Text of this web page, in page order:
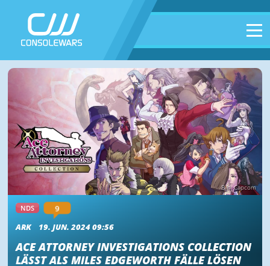
Bild: Capcom
NDS
9
ARK
19. JUN. 2024 09:56
ACE ATTORNEY INVESTIGATIONS COLLECTION
LÄSST ALS MILES EDGEWORTH FÄLLE LÖSEN